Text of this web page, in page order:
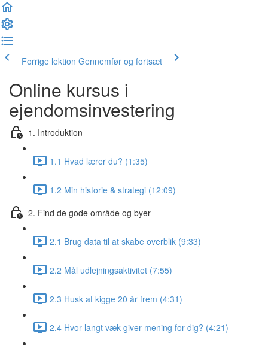
Forrige lektion Gennemfør og fortsæt
Online kursus i
ejendomsinvestering
1. Introduktion
1.1 Hvad lærer du? (1:35)
1.2 Min historie & strategi (12:09)
2. Find de gode område og byer
2.1 Brug data til at skabe overblik (9:33)
2.2 Mål udlejningsaktivitet (7:55)
2.3 Husk at kigge 20 år frem (4:31)
2.4 Hvor langt væk giver mening for dig? (4:21)